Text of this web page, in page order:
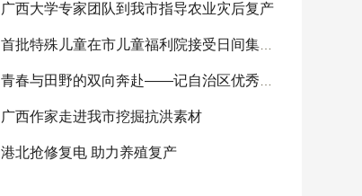
广西大学专家团队到我市指导农业灾后复产
广西作家走进我市挖掘抗洪素材
港北抢修复电 助力养殖复产